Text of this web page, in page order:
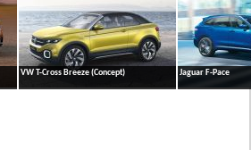
VW T-Cross Breeze (Concept) Jaguar F-Pace